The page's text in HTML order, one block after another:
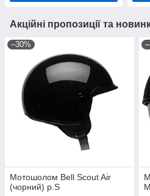
Акційні пропозиції та
–30%
Мотошолом Bell Scout Air
(чорний) р.S